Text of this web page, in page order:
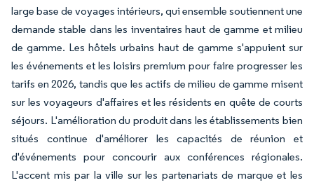
large base de voyages intérieurs, qui ensemble soutiennent une
demande stable dans les inventaires haut de gamme et milieu
de gamme. Les hôtels urbains haut de gamme s'appuient sur
les événements et les loisirs premium pour faire progresser les
tarifs en 2026, tandis que les actifs de milieu de gamme misent
sur les voyageurs d'affaires et les résidents en quête de courts
séjours. L'amélioration du produit dans les établissements bien
situés continue d'améliorer les capacités de réunion et
d'événements pour concourir aux conférences régionales.
L'accent mis par la ville sur les partenariats de marque et les